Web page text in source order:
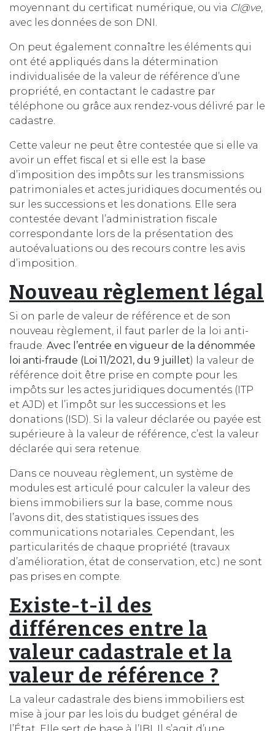
moyennant du certificat numérique, ou via Cl@ve
avec les données de son DNI.
On peut également connaître les éléments qui
ont été appliqués dans la détermination
individualisée de la valeur de référence d’une
propriété, en contactant le cadastre par
téléphone ou grâce aux rendez-vous délivré par le
cadastre.
Cette valeur ne peut être contestée que si elle va
avoir un effet fiscal et si elle est la base
d’imposition des impôts sur les transmissions
patrimoniales et actes juridiques documentés ou
sur les successions et les donations. Elle sera
contestée devant l’administration fiscale
correspondante lors de la présentation des
autoévaluations ou des recours contre les avis
d’imposition.
Nouveau règlement légal
Si on parle de valeur de référence et de son
nouveau règlement, il faut parler de la loi anti-
fraude. Avec l’entrée en vigueur de la dénommée
loi anti-fraude (Loi 11/2021, du 9 juillet) la valeur de
référence doit être prise en compte pour les
impôts sur les actes juridiques documentés (ITP
et AJD) et l’impôt sur les successions et les
donations (ISD). Si la valeur déclarée ou payée est
supérieure à la valeur de référence, c’est la valeur
déclarée qui sera retenue.
Dans ce nouveau règlement, un système de
modules est articulé pour calculer la valeur des
biens immobiliers sur la base, comme nous
l’avons dit, des statistiques issues des
communications notariales. Cependant, les
particularités de chaque propriété (travaux
d’amélioration, état de conservation, etc.) ne sont
pas prises en compte.
Existe-t-il des
différences entre la
valeur cadastrale et la
valeur de référence ?
La valeur cadastrale des biens immobiliers est
mise à jour par les lois du budget général de